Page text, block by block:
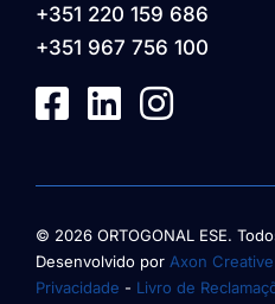
+351 220 159 686
+351 967 756 100
© 2026 ORTOGONAL ESE.
Desenvolvido por Axon
Privacidade - Livro de